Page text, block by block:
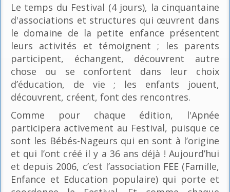
Le temps du Festival (4 jours), la cinquantaine
d'associations et structures qui œuvrent dans
le domaine de la petite enfance présentent
leurs activités et témoignent ; les parents
participent, échangent, découvrent autre
chose ou se confortent dans leur choix
d’éducation, de vie ; les enfants jouent,
découvrent, créent, font des rencontres.
Comme pour chaque édition, l'Apnée
participera activement au Festival, puisque ce
sont les Bébés-Nageurs qui en sont à l’origine
et qui l’ont créé il y a 36 ans déjà ! Aujourd’hui
et depuis 2006, c’est l’association FEE (Famille,
Enfance et Education populaire) qui porte et